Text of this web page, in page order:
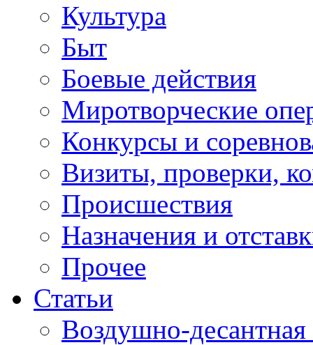
Культура
Быт
Боевые действия
Миротворческие
Конкурсы и
Визиты, проверки,
Происшествия
Назначения и
Прочее
Статьи
Воздушно-десантная